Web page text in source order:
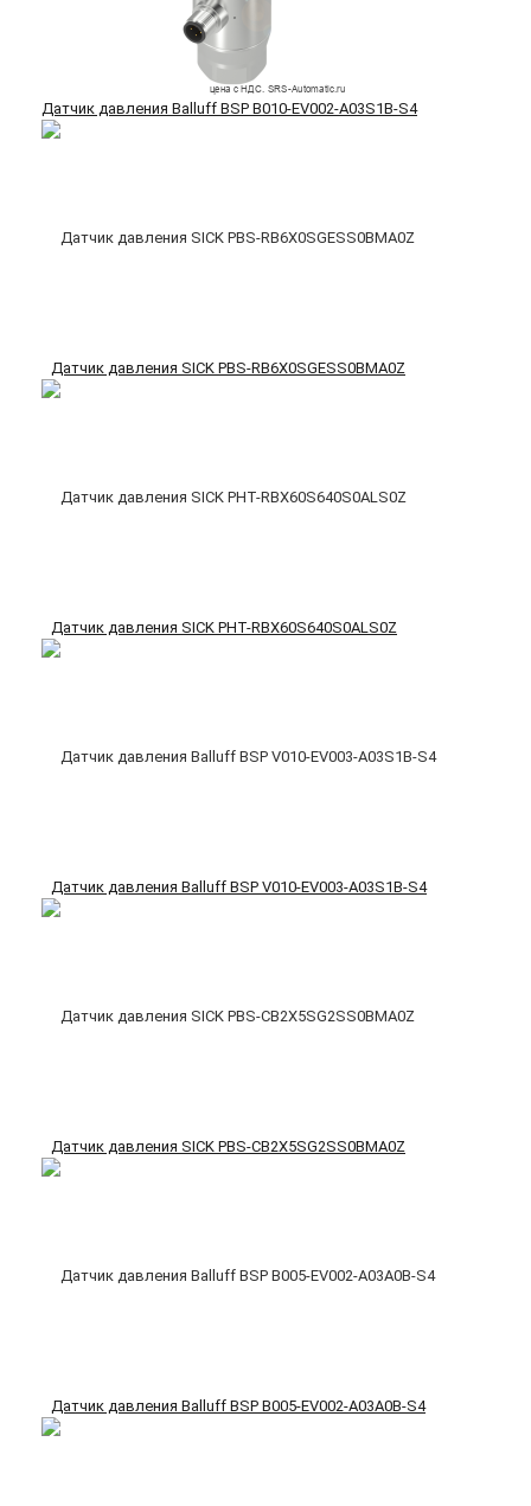
Датчик давления Balluff BSP B010-EV002-A03S1B-S4
Датчик давления SICK PBS-RB6X0SGESS0BMA0Z
Датчик давления SICK PHT-RBX60S640S0ALS0Z
Датчик давления Balluff BSP V010-EV003-A03S1B-S4
Датчик давления SICK PBS-CB2X5SG2SS0BMA0Z
Датчик давления Balluff BSP B005-EV002-A03A0B-S4